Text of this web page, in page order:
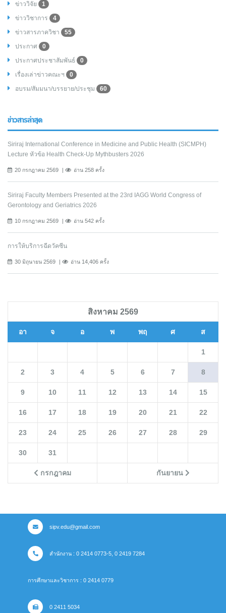
ข่าววิจัย
1
ข่าววิชาการ
4
ข่าวสารภาควิชา
55
ประกาศ
0
ประกาศประชาสัมพันธ์
0
เรื่องเล่าข่าวคณะฯ
0
อบรม/สัมมนา/บรรยาย/ประชุม
60
ข่าวสารล่าสุด
Siriraj International Conference in Medicine and Public Health (SICMPH)
Lecture หัวข้อ Health Check-Up Mythbusters 2026
20 กรกฎาคม 2569 อ่าน 258 ครั้ง
Siriraj Faculty Members Presented at the 23rd IAGG World Congress of
Gerontology and Geriatrics 2026
10 กรกฎาคม 2569 อ่าน 542 ครั้ง
การให้บริการฉีดวัคซีน
30 มิถุนายน 2569 อ่าน 14,406 ครั้ง
สิงหาคม 2569
อา จ อ พ พฤ ศ ส
กรกฎาคม กันยายน
1
2 3 4 5 6 7 8
9 10 11 12 13 14 15
16 17 18 19 20 21 22
23 24 25 26 27 28 29
30 31
sipv.edu@gmail.com
สำนักงาน : 0 2414 0773-5, 0 2419 7284
การศึกษาและวิชาการ : 0 2414 0779
0 2411 5034